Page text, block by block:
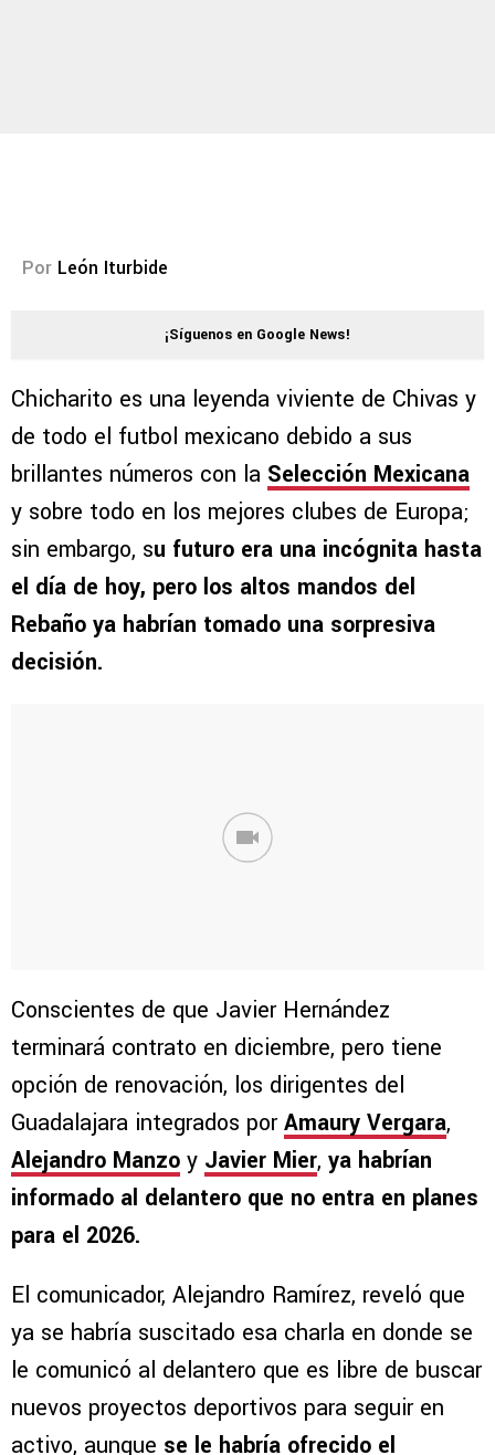
Por León Iturbide
¡Síguenos en Google News!
Chicharito es una leyenda viviente de Chivas y
de todo el futbol mexicano debido a sus
brillantes números con la Selección Mexicana
y sobre todo en los mejores clubes de Europa;
sin embargo, su futuro era una incógnita hasta
el día de hoy, pero los altos mandos del
Rebaño ya habrían tomado una sorpresiva
decisión.
Conscientes de que Javier Hernández
terminará contrato en diciembre, pero tiene
opción de renovación, los dirigentes del
Guadalajara integrados porAmaury Vergara,
Alejandro Manzo y Javier Mier, ya habrían
informado al delantero que no entra en planes
para el 2026.
El comunicador, Alejandro Ramírez, reveló que
ya se habría suscitado esa charla en donde se
le comunicó al delantero que es libre de buscar
nuevos proyectos deportivos para seguir en
activo, aunque se le habría ofrecido el